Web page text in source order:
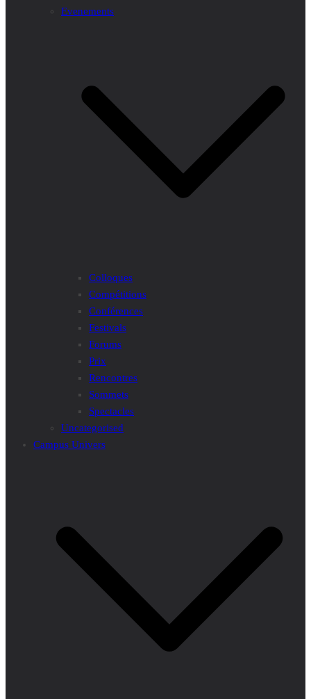
Evenements
Colloques
Compétitions
Conférences
Festivals
Forums
Prix
Rencontres
Sommets
Spectacles
Uncategorised
Campus Univers